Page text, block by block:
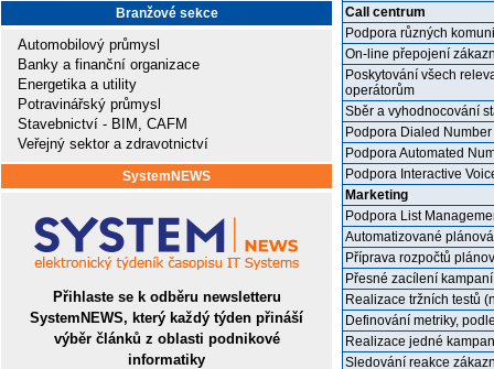
Branžové sekce
Automobilový průmysl
Banky a finanční organizace
Energetika a utility
Potravinářský průmysl
Stavebnictví - BIM, CAFM
Veřejný sektor a zdravotnictví
SystemNEWS
Přihlaste se k odběru newsletteru
SystemNEWS, který každý týden přináší
výběr článků z oblasti podnikové
informatiky
Call centrum
Podpora různých
On-line přepojení
Poskytování všech
operátorům
Sběr a vyhodnocování
Podpora Dialed
Podpora Automated
Podpora Interactive
Marketing
Podpora List
Automatizované
Příprava rozpočtů
Přesné zacílení
Realizace tržních testů
Definování metriky,
Realizace jedné
Sledování reakce